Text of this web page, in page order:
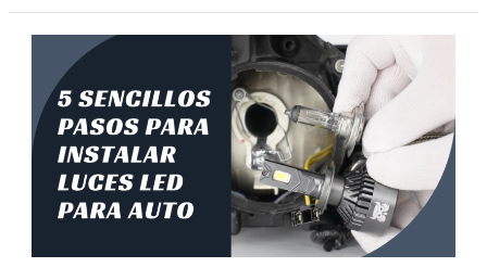
sencillos
pasos
para
instalar
luces